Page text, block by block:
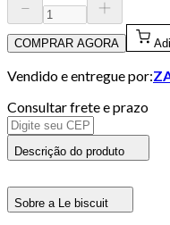
COMPRAR AGORA
Vendido e entregue por:
Consultar frete e prazo
Descrição do produto
Sobre a Le biscuit